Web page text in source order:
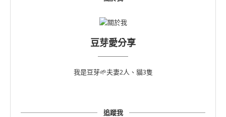
豆芽愛分享
我是豆芽🌱夫妻2人、貓3隻
追蹤我